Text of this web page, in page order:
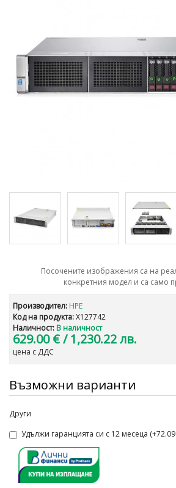
Посочените изображения са на
конкретния модел и са само
Производител: HPE
Код на продукта:X127742
Наличност: В наличност
629.00 €/ 1,230.22 лв.
цена с ДДС
Възможни варианти
Други
Удължи гаранцията си с 12 месеца